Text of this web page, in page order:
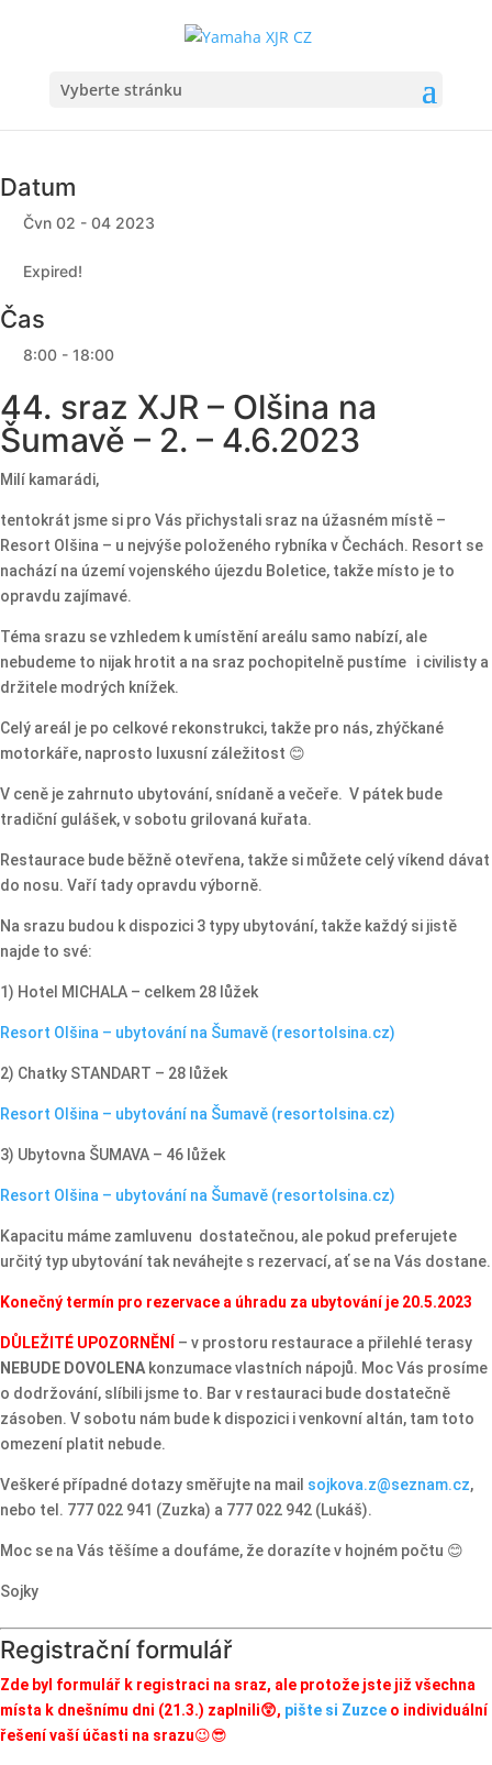
Vyberte stránku
Datum
Čvn 02 - 04 2023
Expired!
Čas
8:00 - 18:00
44. sraz XJR – Olšina na
Šumavě – 2. – 4.6.2023
Milí kamarádi,
tentokrát jsme si pro Vás přichystali sraz na úžasném místě –
Resort Olšina – u nejvýše položeného rybníka v Čechách. Resort se
nachází na území vojenského újezdu Boletice, takže místo je to
opravdu zajímavé.
Téma srazu se vzhledem k umístění areálu samo nabízí, ale
nebudeme to nijak hrotit a na sraz pochopitelně pustíme i civilisty a
držitele modrých knížek.
Celý areál je po celkové rekonstrukci, takže pro nás, zhýčkané
motorkáře, naprosto luxusní záležitost 😊
V ceně je zahrnuto ubytování, snídaně a večeře. V pátek bude
tradiční gulášek, v sobotu grilovaná kuřata.
Restaurace bude běžně otevřena, takže si můžete celý víkend dávat
do nosu. Vaří tady opravdu výborně.
Na srazu budou k dispozici 3 typy ubytování, takže každý si jistě
najde to své:
1) Hotel MICHALA – celkem 28 lůžek
Resort Olšina – ubytování na Šumavě (resortolsina.cz)
2) Chatky STANDART – 28 lůžek
Resort Olšina – ubytování na Šumavě (resortolsina.cz)
3) Ubytovna ŠUMAVA – 46 lůžek
Resort Olšina – ubytování na Šumavě (resortolsina.cz)
Kapacitu máme zamluvenu dostatečnou, ale pokud preferujete
určitý typ ubytování tak neváhejte s rezervací, ať se na Vás dostane.
Konečný termín pro rezervace a úhradu za ubytování je 20.5.2023
DŮLEŽITÉ UPOZORNĚNÍ
– v prostoru restaurace a přilehlé terasy
NEBUDE DOVOLENA konzumace vlastních nápojů. Moc Vás prosíme
o dodržování, slíbili jsme to. Bar v restauraci bude dostatečně
zásoben. V sobotu nám bude k dispozici i venkovní altán, tam toto
omezení platit nebude.
Veškeré případné dotazy směřujte na mail sojkova.z@seznam.cz,
nebo tel. 777 022 941 (Zuzka) a 777 022 942 (Lukáš).
Moc se na Vás těšíme a doufáme, že dorazíte v hojném počtu 😊
Sojky
Registrační formulář
Zde byl formulář k registraci na sraz, ale protože jste již všechna
místa k dnešnímu dni (21.3.) zaplnili😲, pište si Zuzce o individuální
řešení vaší účasti na srazu😉😎